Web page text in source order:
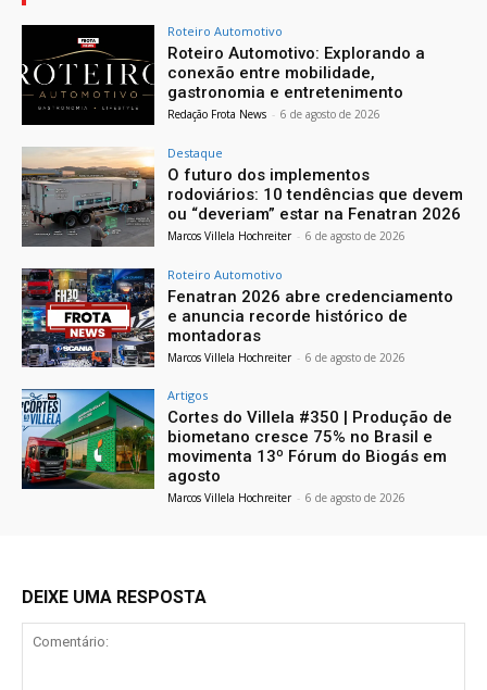
Roteiro Automotivo
Roteiro Automotivo: Explorando a
conexão entre mobilidade,
gastronomia e entretenimento
Redação Frota News - 6 de agosto de 2026
Destaque
O futuro dos implementos
rodoviários: 10 tendências que devem
ou “deveriam” estar na Fenatran 2026
Marcos Villela Hochreiter - 6 de agosto de 2026
Roteiro Automotivo
Fenatran 2026 abre credenciamento
e anuncia recorde histórico de
montadoras
Marcos Villela Hochreiter - 6 de agosto de 2026
Artigos
Cortes do Villela #350 | Produção de
biometano cresce 75% no Brasil e
movimenta 13º Fórum do Biogás em
agosto
Marcos Villela Hochreiter - 6 de agosto de 2026
DEIXE UMA RESPOSTA